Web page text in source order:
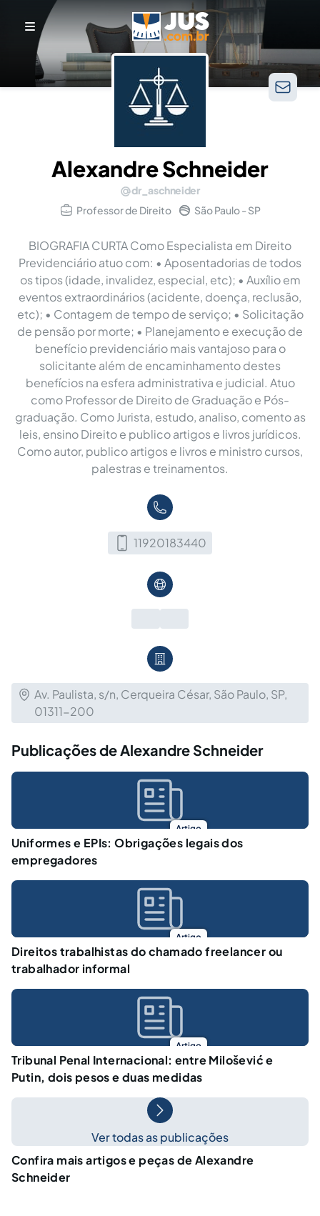
Alexandre Schneider
dr_aschneider
Professor de Direito
São Paulo - SP
BIOGRAFIA CURTA Como Especialista em Direito
Previdenciário atuo com: • Aposentadorias de todos
os tipos (idade, invalidez, especial, etc); • Auxílio em
eventos extraordinários (acidente, doença, reclusão,
etc); • Contagem de tempo de serviço; • Solicitação
de pensão por morte; • Planejamento e execução de
benefício previdenciário mais vantajoso para o
solicitante além de encaminhamento destes
benefícios na esfera administrativa e judicial. Atuo
como Professor de Direito de Graduação e Pós-
graduação. Como Jurista, estudo, analiso, comento as
leis, ensino Direito e publico artigos e livros jurídicos.
Como autor, publico artigos e livros e ministro cursos,
palestras e treinamentos.
11920183440
Av. Paulista, s/n, Cerqueira César, São Paulo, SP,
01311-200
Publicações de Alexandre Schneider
Artigo
Uniformes e EPIs: Obrigações legais dos
empregadores
Artigo
Direitos trabalhistas do chamado freelancer ou
trabalhador informal
Artigo
Tribunal Penal Internacional: entre Milošević e
Putin, dois pesos e duas medidas
Ver todas as publicações
Confira mais artigos e peças de Alexandre
Schneider